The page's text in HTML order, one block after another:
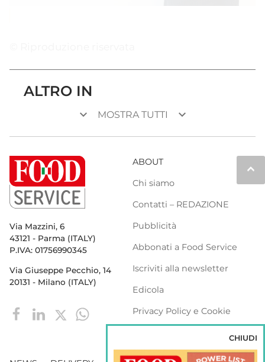
ALTRO IN
keyboard_arrow_down MOSTRA TUTTI keyboard_arrow_down
keyboard_arrow_up
Via Mazzini, 6
43121 - Parma (ITALY)
P.IVA: 01756990345
Via Giuseppe Pecchio, 14
20131 - Milano (ITALY)
ABOUT
Chi siamo
Contatti – REDAZIONE
Pubblicità
Abbonati a Food Service
Iscriviti alla newsletter
Edicola
Privacy Policy e Cookie
CHIUDI